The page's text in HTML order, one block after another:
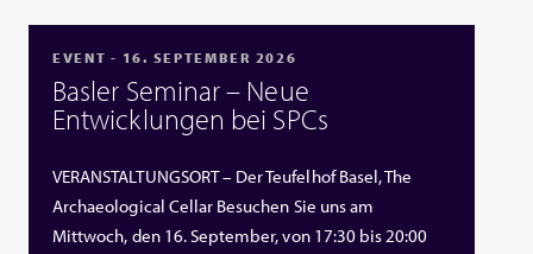
EVENT - 16. SEPTEMBER 2026
Basler Seminar – Neue
Entwicklungen bei SPCs
VERANSTALTUNGSORT – Der Teufelhof Basel, The
Archaeological Cellar Besuchen Sie uns am
Mittwoch, den 16. September, von 17:30 bis 20:00